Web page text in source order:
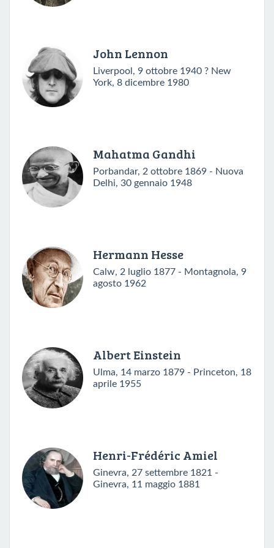
John Lennon
Liverpool, 9 ottobre 1940 ? New
York, 8 dicembre 1980
Mahatma Gandhi
Porbandar, 2 ottobre 1869 - Nuova
Delhi, 30 gennaio 1948
Hermann Hesse
Calw, 2 luglio 1877 - Montagnola, 9
agosto 1962
Albert Einstein
Ulma, 14 marzo 1879 - Princeton, 18
aprile 1955
Henri-Frédéric Amiel
Ginevra, 27 settembre 1821 -
Ginevra, 11 maggio 1881